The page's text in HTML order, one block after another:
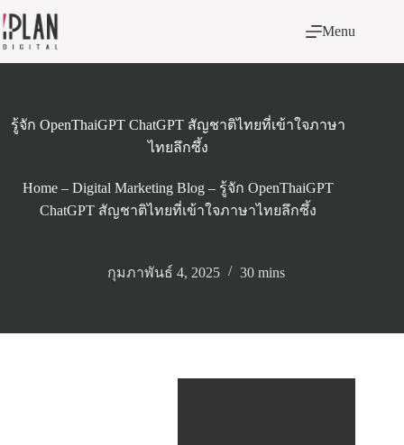
to
content
Menu
รู้จัก OpenThaiGPT ChatGPT สัญชาติไทยที่เข้าใจภาษา
ไทยลึกซึ้ง
Home– Digital Marketing Blog– รู้จัก OpenThaiGPT
ChatGPT สัญชาติไทยที่เข้าใจภาษาไทยลึกซึ้ง
กุมภาพันธ์ 4, 2025 30 mins